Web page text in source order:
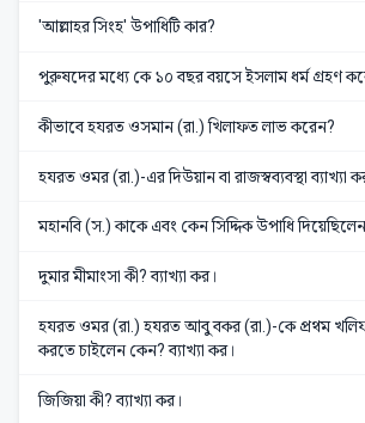
'আল্লাহর সিংহ' উপাধিটি কার?
পুরুষদের মধ্যে কে ১০ বছর বয়সে ইসলাম ধর্ম গ্রহণ
কীভাবে হযরত ওসমান (রা.) খিলাফত লাভ করেন?
হযরত ওমর (রা.)-এর দিউয়ান বা রাজস্বব্যবস্থা ব্যাখ্যা
মহানবি (স.) কাকে এবং কেন সিদ্দিক উপাধি
দুমার মীমাংসা কী? ব্যাখ্যা কর।
হযরত ওমর (রা.) হযরত আবু বকর (রা.)-কে প্রথম খলিফা
করতে চাইলেন কেন? ব্যাখ্যা কর।
জিজিয়া কী? ব্যাখ্যা কর।